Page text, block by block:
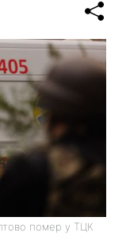
помер у ТЦК